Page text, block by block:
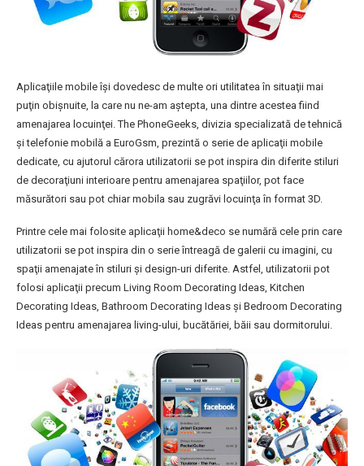
Aplicaţiile mobile îşi dovedesc de multe ori utilitatea în situaţii mai
puţin obişnuite, la care nu ne-am aştepta, una dintre acestea fiind
amenajarea locuinţei. The PhoneGeeks, divizia specializată de tehnică
și telefonie mobilă a EuroGsm, prezintă o serie de aplicaţii mobile
dedicate, cu ajutorul cărora utilizatorii se pot inspira din diferite stiluri
de decoraţiuni interioare pentru amenajarea spaţiilor, pot face
măsurători sau pot chiar mobila sau zugrăvi locuinţa în format 3D.
Printre cele mai folosite aplicaţii home&deco se numără cele prin care
utilizatorii se pot inspira din o serie întreagă de galerii cu imagini, cu
spaţii amenajate în stiluri şi design-uri diferite. Astfel, utilizatorii pot
folosi aplicaţii precum Living Room Decorating Ideas, Kitchen
Decorating Ideas, Bathroom Decorating Ideas şi Bedroom Decorating
Ideas pentru amenajarea living-ului, bucătăriei, băii sau dormitorului.